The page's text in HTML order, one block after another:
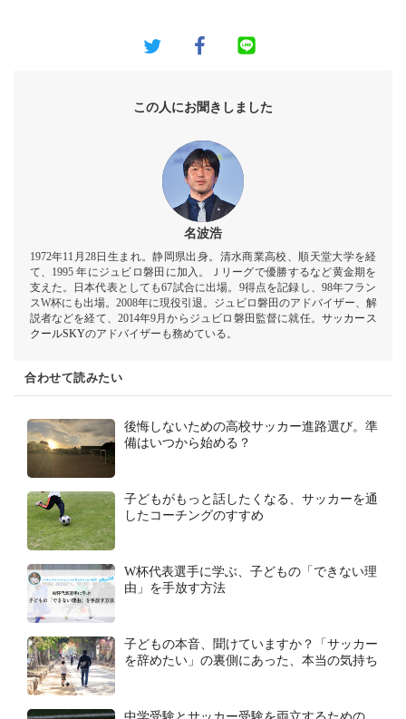
この人にお聞きしました
名波浩
1972年11月28日生まれ。静岡県出身。清水商業高校、順天堂大学を経
て、1995 年にジュビロ磐田に加入。Ｊリーグで優勝するなど黄金期を
支えた。日本代表としても67試合に出場。9得点を記録し、98年フラン
スW杯にも出場。2008年に現役引退。ジュビロ磐田のアドバイザー、解
説者などを経て、2014年9月からジュビロ磐田監督に就任。 サッカース
クールSKYのアドバイザーも務めている。
合わせて読みたい
後悔しないための高校サッカー進路選び。準
備はいつから始める？
子どもがもっと話したくなる、サッカーを通
したコーチングのすすめ
W杯代表選手に学ぶ、子どもの「できない理
由」を手放す方法
子どもの本音、聞けていますか？「サッカー
を辞めたい」の裏側にあった、本当の気持ち